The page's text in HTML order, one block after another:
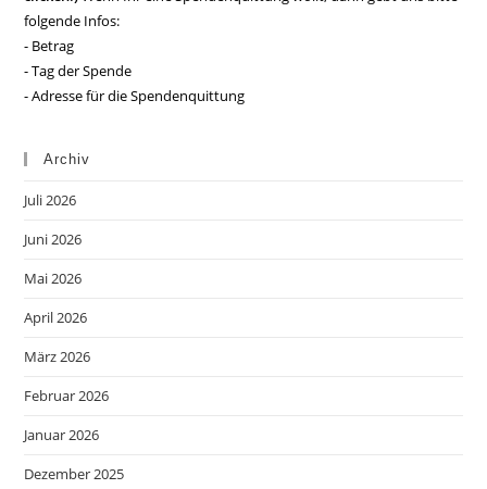
folgende Infos:
- Betrag
- Tag der Spende
- Adresse für die Spendenquittung
Archiv
Juli 2026
Juni 2026
Mai 2026
April 2026
März 2026
Februar 2026
Januar 2026
Dezember 2025